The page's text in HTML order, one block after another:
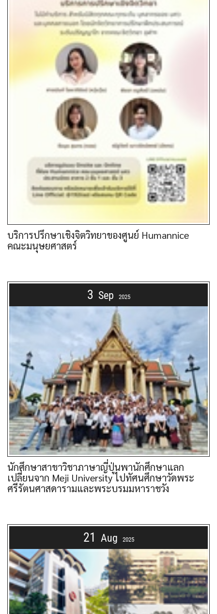
บริการปรึกษาเชิงจิตวิทยาของศูนย์ Humannice
คณะมนุษยศาสตร์
3 Sep 2025
นักศึกษาสาขาวิชาภาษาญี่ปุ่นพานักศึกษาแลก
เปลี่ยนจาก Meji University ไปทัศนศึกษาวัดพระ
ศรีรัตนศาสดารามและพระบรมมหาราชวัง
21 Aug 2025